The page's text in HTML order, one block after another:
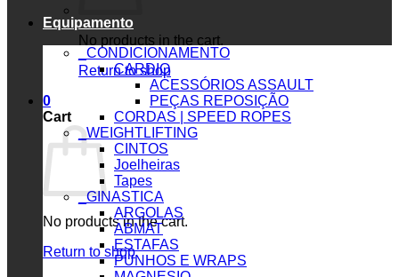
No products in the cart.
Return to shop
0
Cart
No products in the cart.
Return to shop
Equipamento
_CONDICIONAMENTO
CARDIO
ACESSÓRIOS ASSAULT
PEÇAS REPOSIÇÃO
CORDAS | SPEED ROPES
_WEIGHTLIFTING
CINTOS
Joelheiras
Tapes
_GINASTICA
ARGOLAS
ABMAT
ESTAFAS
PUNHOS E WRAPS